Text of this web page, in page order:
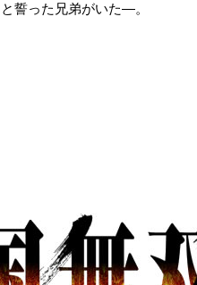
誓った兄弟がいた―。